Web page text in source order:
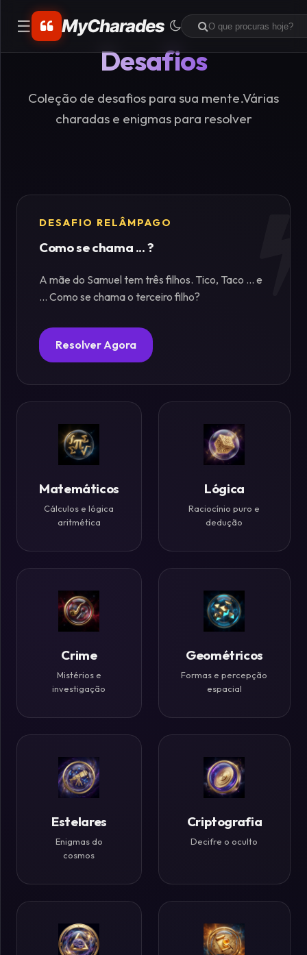
☰ MyCharades
Matemáticos
Charadas
Lógica
Fósforos
Criptografia
Paradoxos
Mente
Mistérios
Históricos
Ótica
Desafios
Desafios
Coleção de desafios para sua mente.Várias
charadas e enigmas para resolver
DESAFIO RELÂMPAGO
Como se chama ... ?
A mãe do Samuel tem três filhos. Tico, Taco ... e
... Como se chama o terceiro filho?
Resolver Agora
Matemáticos
Cálculos e lógica
aritmética
Lógica
Raciocínio puro e
dedução
Crime
Mistérios e
investigação
Geométricos
Formas e percepção
espacial
Estelares
Enigmas do
cosmos
Criptografia
Decifre o oculto